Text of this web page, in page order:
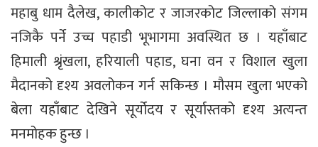
महाबु धाम दैलेख, कालीकोट र जाजरकोट जिल्लाको संगम
नजिकै पर्ने उच्च पहाडी भूभागमा अवस्थित छ । यहाँबाट
हिमाली श्रृंखला, हरियाली पहाड, घना वन र विशाल खुला
मैदानको दृश्य अवलोकन गर्न सकिन्छ । मौसम खुला भएको
बेला यहाँबाट देखिने सूर्योदय र सूर्यास्तको दृश्य अत्यन्त
मनमोहक हुन्छ ।